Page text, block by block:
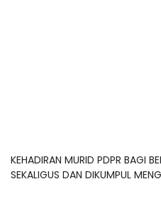
KEHADIRAN MURID PDPR BAGI
SEKALIGUS DAN DIKUMPUL